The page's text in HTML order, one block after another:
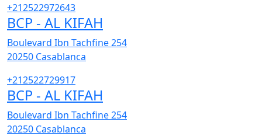
+212522972643
BCP - AL KIFAH
Boulevard Ibn Tachfine 254
20250 Casablanca
+212522729917
BCP - AL KIFAH
Boulevard Ibn Tachfine 254
20250 Casablanca